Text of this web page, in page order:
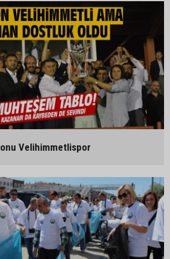
Velihimmetlispor